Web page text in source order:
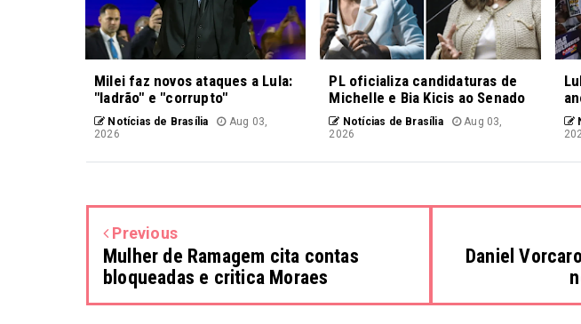
Milei faz novos ataques a Lula:
"ladrão" e "corrupto"
Notícias de Brasília
Aug 03,
2026
PL oficializa candidaturas de
Michelle e Bia Kicis ao Senado
Notícias de Brasília
Aug 03,
2026
Previous
Mulher de Ramagem cita contas
bloqueadas e critica Moraes
Daniel